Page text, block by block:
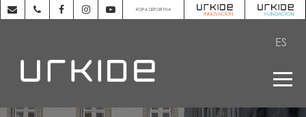
ROPA DEPORTIVA
ES